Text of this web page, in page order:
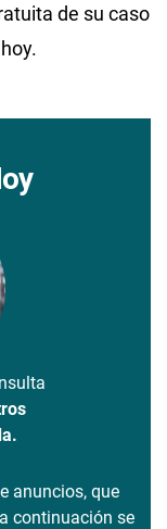
de su caso
anuncios, que
continuación se